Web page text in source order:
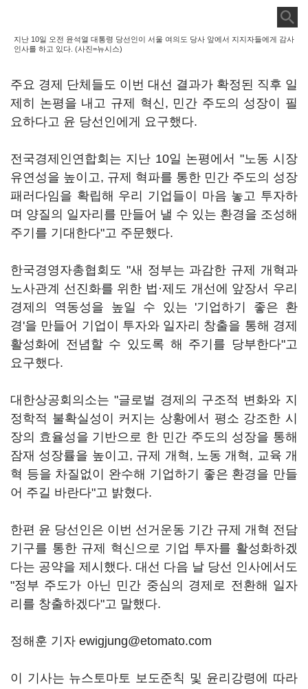
지난 10일 오전 윤석열 대통령 당선인이 서울 여의도 당사 앞에서 지지자들에게 감사
인사를 하고 있다. (사진=뉴시스)
주요 경제 단체들도 이번 대선 결과가 확정된 직후 일
제히 논평을 내고 규제 혁신, 민간 주도의 성장이 필
요하다고 윤 당선인에게 요구했다.
전국경제인연합회는 지난 10일 논평에서 "노동 시장
유연성을 높이고, 규제 혁파를 통한 민간 주도의 성장
패러다임을 확립해 우리 기업들이 마음 놓고 투자하
며 양질의 일자리를 만들어 낼 수 있는 환경을 조성해
주기를 기대한다"고 주문했다.
한국경영자총협회도 "새 정부는 과감한 규제 개혁과
노사관계 선진화를 위한 법·제도 개선에 앞장서 우리
경제의 역동성을 높일 수 있는 '기업하기 좋은 환
경'을 만들어 기업이 투자와 일자리 창출을 통해 경제
활성화에 전념할 수 있도록 해 주기를 당부한다"고
요구했다.
대한상공회의소는 "글로벌 경제의 구조적 변화와 지
정학적 불확실성이 커지는 상황에서 평소 강조한 시
장의 효율성을 기반으로 한 민간 주도의 성장을 통해
잠재 성장률을 높이고, 규제 개혁, 노동 개혁, 교육 개
혁 등을 차질없이 완수해 기업하기 좋은 환경을 만들
어 주길 바란다"고 밝혔다.
한편 윤 당선인은 이번 선거운동 기간 규제 개혁 전담
기구를 통한 규제 혁신으로 기업 투자를 활성화하겠
다는 공약을 제시했다. 대선 다음 날 당선 인사에서도
"정부 주도가 아닌 민간 중심의 경제로 전환해 일자
리를 창출하겠다"고 말했다.
정해훈 기자 ewigjung@etomato.com
이 기사는 뉴스토마토 보도준칙 및 윤리강령에 따라